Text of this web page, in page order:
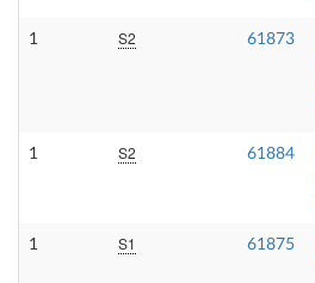
1 S2 61873
1 S2 61884
1 S1 61875